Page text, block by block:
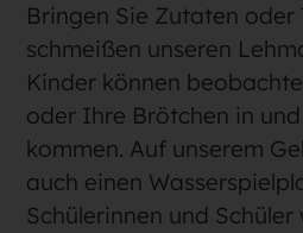
Bringen Sie Zutaten oder
schmeißen unseren
Kinder können
oder Ihre Brötchen in
kommen. Auf unserem
auch einen
Schülerinnen und